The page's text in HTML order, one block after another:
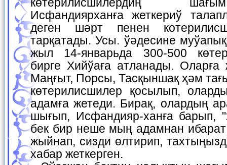
Исфандиярханға жеткериў
деген шәрт пенен
тарқатады. Усы. ўәдесине
жыл 14-январьда 300-500
бирге Хийўаға атланады.
Маңғыт, Порсы, Тасқыншақ ҳәм
көтерилисшилер қосылып,
адамға жетеди. Бирақ, олардың
шығып, Исфандияр-ханға барып,
бек бир неше мың адамнан
жыйнап, сизди өлтирип,
хабар жеткерген.